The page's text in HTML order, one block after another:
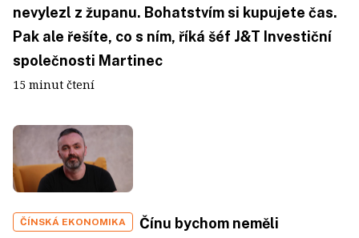
nevylezl z županu. Bohatstvím si kupujete čas.
Pak ale řešíte, co s ním, říká šéf J&T Investiční
společnosti Martinec
15 minut čtení
ČÍNSKÁ EKONOMIKA
Čínu bychom neměli